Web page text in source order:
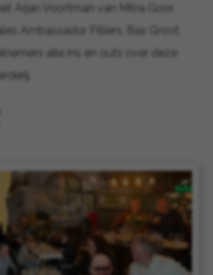
Arjan Voortman van Mitra Goor
Ambassador Filliers, Bas Groot
alle ins en outs over deze